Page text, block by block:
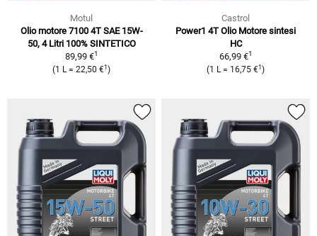
Motul
Olio motore 7100 4T SAE 15W-
50, 4 Litri 100% SINTETICO
89,99 €1
(1 L = 22,50 €1 )
Castrol
Power1 4T Olio Motore sintesi
HC
66,99 €1
(1 L = 16,75 €1 )